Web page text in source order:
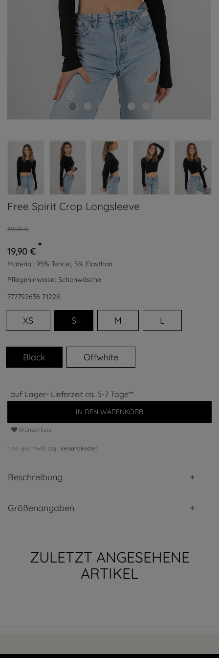
Free Spirit Crop Longsleeve
39,90 €
19,90 € *
Material: 95% Tencel, 5% Elasthan
Pflegehinweise: Schonwäsche
777792636 71228
XS S M L
Black Offwhite
auf Lager- Lieferzeit ca. 5-7 Tage**
IN DEN WARENKORB
Wunschliste
* inkl. ges. MwSt. zzgl. Versandkosten
Beschreibung
Größenangaben
ZULETZT ANGESEHENE
ARTIKEL